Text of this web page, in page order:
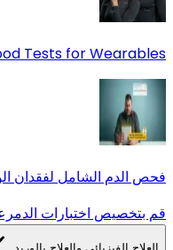
Tests for Wearables
فحص الدم الشامل لفقدان
قم بتخصيص اختبارات الدم